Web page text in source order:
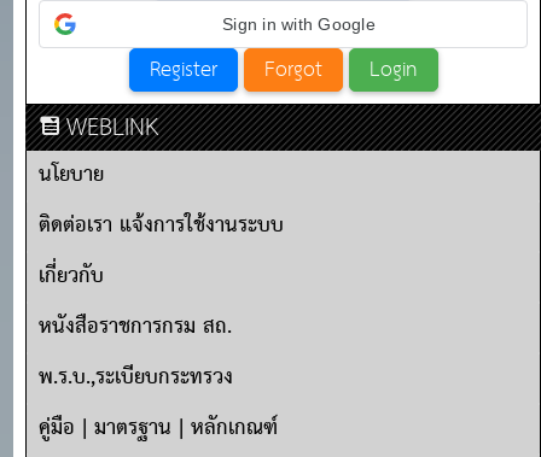
Sign in with Google
WEBLINK
นโยบาย
ติดต่อเรา แจ้งการใช้งานระบบ
เกี่ยวกับ
หนังสือราชการกรม สถ.
พ.ร.บ.,ระเบียบกระทรวง
คู่มือ | มาตรฐาน | หลักเกณฑ์